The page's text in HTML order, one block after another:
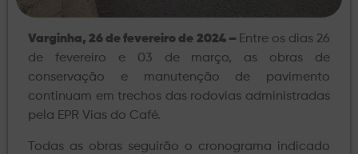
Varginha, 26 de fevereiro de 2024 – Entre os dias 26
de fevereiro e 03 de março, as obras de
conservação e manutenção de pavimento
continuam em trechos das rodovias administradas
pela EPR Vias do Café.
Todas as obras seguirão o cronograma indicado